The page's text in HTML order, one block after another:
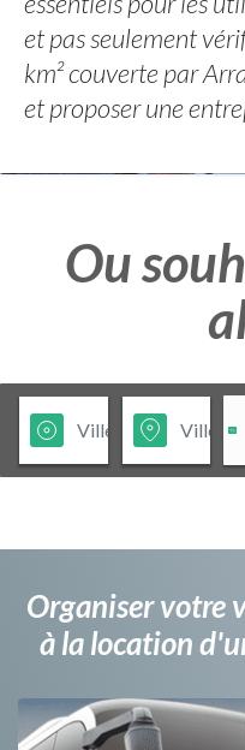
et pas seulement
km² couverte par
et proposer une
Ou
Organiser votre
à la location